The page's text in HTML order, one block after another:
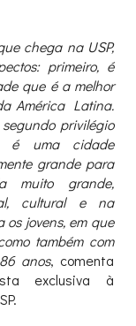
chega na USP,
primeiro, é
que é a melhor
América Latina.
privilégio
é uma cidade
grande para
muito grande,
cultural e na
jovens, em que
também com
anos, comenta
exclusiva à